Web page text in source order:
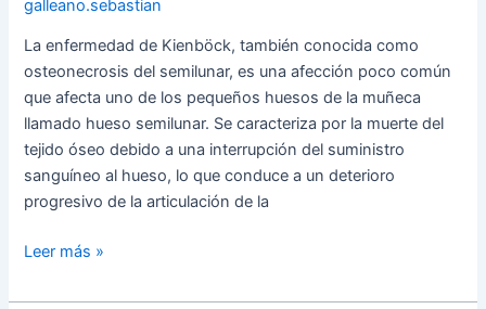
galleano.sebastian
La enfermedad de Kienböck, también conocida como
osteonecrosis del semilunar, es una afección poco común
que afecta uno de los pequeños huesos de la muñeca
llamado hueso semilunar. Se caracteriza por la muerte del
tejido óseo debido a una interrupción del suministro
sanguíneo al hueso, lo que conduce a un deterioro
progresivo de la articulación de la
Leer más »